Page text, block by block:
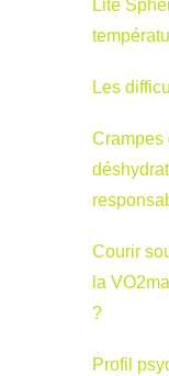
Lite
Les
Crampes
Courir
la
?
Profil